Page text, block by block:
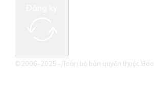
©2006-2025 - Toàn bộ bản quyền thuộc Báo